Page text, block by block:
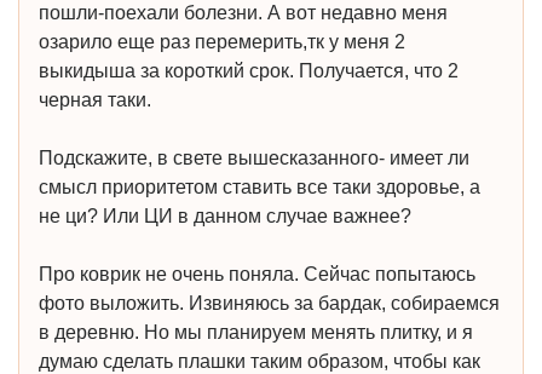
пошли-поехали болезни. А вот недавно меня
озарило еще раз перемерить,тк у меня 2
выкидыша за короткий срок. Получается, что 2
черная таки.
Подскажите, в свете вышесказанного- имеет ли
смысл приоритетом ставить все таки здоровье, а
не ци? Или ЦИ в данном случае важнее?
Про коврик не очень поняла. Сейчас попытаюсь
фото выложить. Извиняюсь за бардак, собираемся
в деревню. Но мы планируем менять плитку, и я
думаю сделать плашки таким образом, чтобы как